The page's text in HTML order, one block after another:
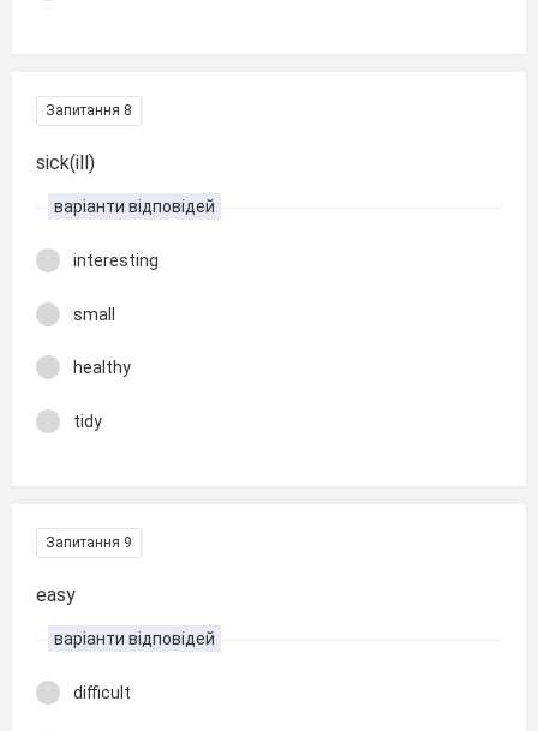
Запитання 8
sick(ill)
варіанти відповідей
interesting
small
healthy
tidy
Запитання 9
easy
варіанти відповідей
difficult